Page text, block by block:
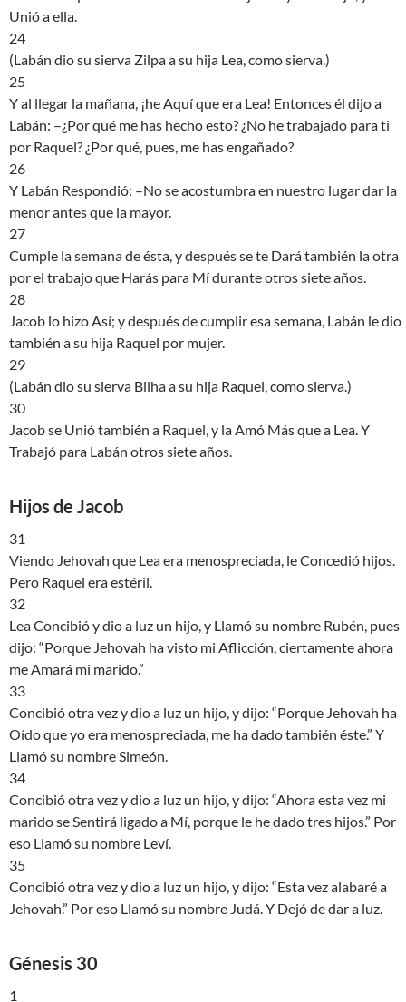
Unió a ella.
24
(Labán dio su sierva Zilpa a su hija Lea, como sierva.)
25
Y al llegar la mañana, ¡he Aquí que era Lea! Entonces él dijo a
Labán: –¿Por qué me has hecho esto? ¿No he trabajado para ti
por Raquel? ¿Por qué, pues, me has engañado?
26
Y Labán Respondió: –No se acostumbra en nuestro lugar dar la
menor antes que la mayor.
27
Cumple la semana de ésta, y después se te Dará también la otra
por el trabajo que Harás para Mí durante otros siete años.
28
Jacob lo hizo Así; y después de cumplir esa semana, Labán le dio
también a su hija Raquel por mujer.
29
(Labán dio su sierva Bilha a su hija Raquel, como sierva.)
30
Jacob se Unió también a Raquel, y la Amó Más que a Lea. Y
Trabajó para Labán otros siete años.
Hijos de Jacob
31
Viendo Jehovah que Lea era menospreciada, le Concedió hijos.
Pero Raquel era estéril.
32
Lea Concibió y dio a luz un hijo, y Llamó su nombre Rubén, pues
dijo: “Porque Jehovah ha visto mi Aflicción, ciertamente ahora
me Amará mi marido.”
33
Concibió otra vez y dio a luz un hijo, y dijo: “Porque Jehovah ha
Oído que yo era menospreciada, me ha dado también éste.” Y
Llamó su nombre Simeón.
34
Concibió otra vez y dio a luz un hijo, y dijo: “Ahora esta vez mi
marido se Sentirá ligado a Mí, porque le he dado tres hijos.” Por
eso Llamó su nombre Leví.
35
Concibió otra vez y dio a luz un hijo, y dijo: “Esta vez alabaré a
Jehovah.” Por eso Llamó su nombre Judá. Y Dejó de dar a luz.
Génesis 30
1